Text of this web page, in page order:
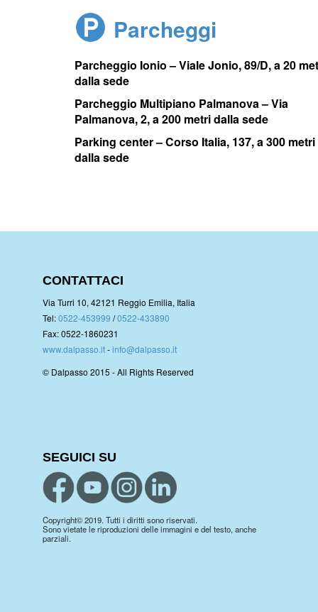
Parcheggi
Parcheggio Ionio – Viale Jonio, 89/D, a 20
dalla sede
Parcheggio Multipiano Palmanova – Via
Palmanova, 2, a 200 metri dalla sede
Parking center – Corso Italia, 137, a 300 metri
dalla sede
CONTATTACI
Via Turri 10, 42121 Reggio Emilia, Italia
Tel:0522-453999 /0522-433890
Fax: 0522-1860231
www.dalpasso.it-info@dalpasso.it
© Dalpasso 2015 - All Rights Reserved
SEGUICI SU
Copyright© 2019. Tutti i diritti sono riservati.
Sono vietate le riproduzioni delle immagini e del testo, anche
parziali.